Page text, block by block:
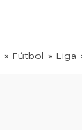
» Fútbol » Liga